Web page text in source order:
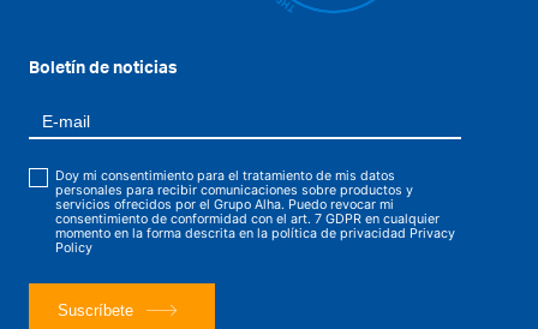
Boletín de noticias
Doy mi consentimiento para el tratamiento de mis datos
personales para recibir comunicaciones sobre productos y
servicios ofrecidos por el Grupo Alha. Puedo revocar mi
consentimiento de conformidad con el art. 7 GDPR en cualquier
momento en la forma descrita en la política de privacidad Privacy
Policy
Suscríbete